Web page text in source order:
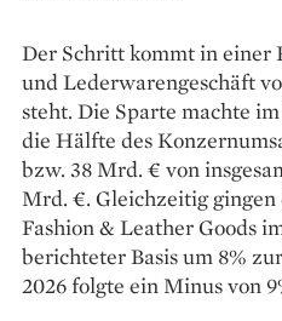
Der Schritt kommt in einer
und Lederwarengeschäft
steht. Die Sparte machte
die Hälfte des
bzw. 38 Mrd. € von
Mrd. €. Gleichzeitig
Fashion & Leather Goods
berichteter Basis um 8%
2026 folgte ein Minus von